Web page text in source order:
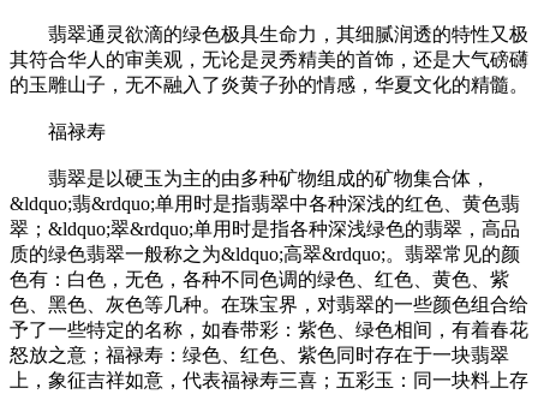
翡翠通灵欲滴的绿色极具生命力，其细腻润透的特性又极
其符合华人的审美观，无论是灵秀精美的首饰，还是大气磅礴
的玉雕山子，无不融入了炎黄子孙的情感，华夏文化的精髓。
福禄寿
翡翠是以硬玉为主的由多种矿物组成的矿物集合体，
&ldquo;翡&rdquo;单用时是指翡翠中各种深浅的红色、黄色翡
翠；&ldquo;翠&rdquo;单用时是指各种深浅绿色的翡翠，高品
质的绿色翡翠一般称之为&ldquo;高翠&rdquo;。翡翠常见的颜
色有：白色，无色，各种不同色调的绿色、红色、黄色、紫
色、黑色、灰色等几种。在珠宝界，对翡翠的一些颜色组合给
予了一些特定的名称，如春带彩：紫色、绿色相间，有着春花
怒放之意；福禄寿：绿色、红色、紫色同时存在于一块翡翠
上，象征吉祥如意，代表福禄寿三喜；五彩玉：同一块料上存